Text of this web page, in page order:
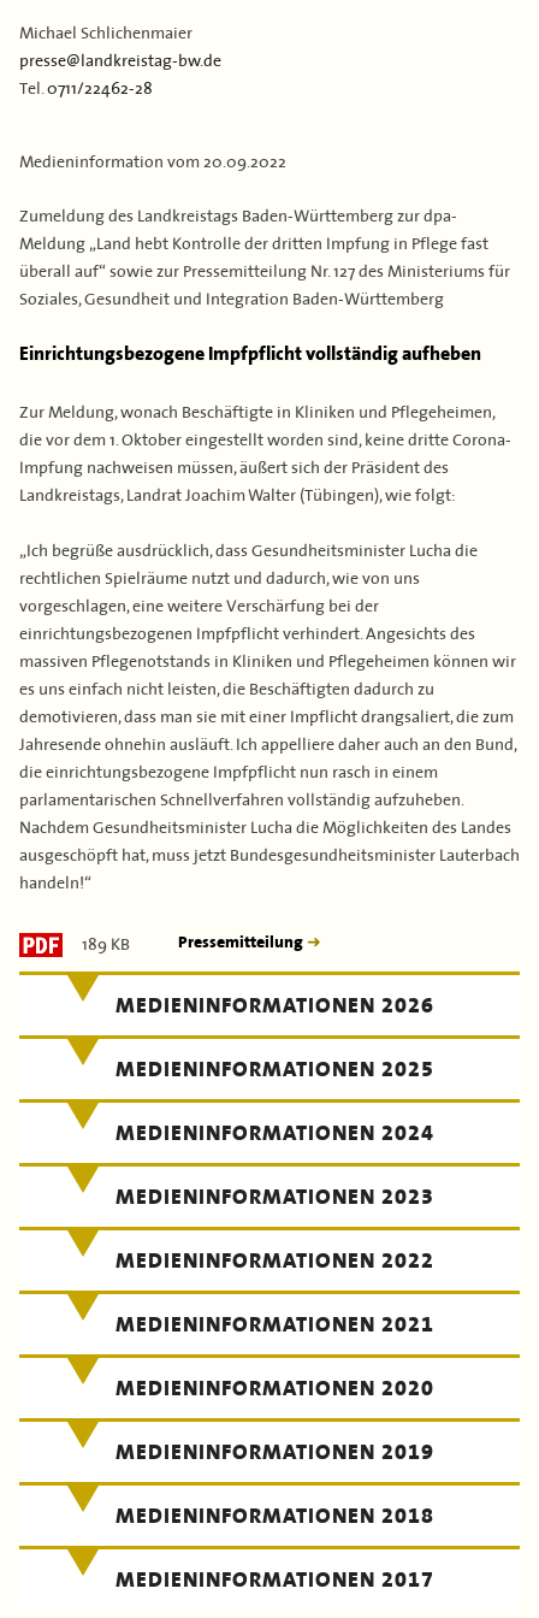
Kontakt
Partner
Flächen & Einwohner
Michael Schlichenmaier
presse@landkreistag-bw.de
Tel. 0711/22462-28
Medieninformation vom 20.09.2022
Zumeldung des Landkreistags Baden-Württemberg zur dpa-
Meldung „Land hebt Kontrolle der dritten Impfung in Pflege fast
überall auf“ sowie zur Pressemitteilung Nr. 127 des Ministeriums für
Soziales, Gesundheit und Integration Baden-Württemberg
Einrichtungsbezogene Impfpflicht vollständig aufheben
Zur Meldung, wonach Beschäftigte in Kliniken und Pflegeheimen,
die vor dem 1. Oktober eingestellt worden sind, keine dritte Corona-
Impfung nachweisen müssen, äußert sich der Präsident des
Landkreistags, Landrat Joachim Walter (Tübingen), wie folgt:
„Ich begrüße ausdrücklich, dass Gesundheitsminister Lucha die
rechtlichen Spielräume nutzt und dadurch, wie von uns
vorgeschlagen, eine weitere Verschärfung bei der
einrichtungsbezogenen Impfpflicht verhindert. Angesichts des
massiven Pflegenotstands in Kliniken und Pflegeheimen können wir
es uns einfach nicht leisten, die Beschäftigten dadurch zu
demotivieren, dass man sie mit einer Impflicht drangsaliert, die zum
Jahresende ohnehin ausläuft. Ich appelliere daher auch an den Bund,
die einrichtungsbezogene Impfpflicht nun rasch in einem
parlamentarischen Schnellverfahren vollständig aufzuheben.
Nachdem Gesundheitsminister Lucha die Möglichkeiten des Landes
ausgeschöpft hat, muss jetzt Bundesgesundheitsminister Lauterbach
handeln!“
189 KB Pressemitteilung
MEDIENINFORMATIONEN 2026
MEDIENINFORMATIONEN 2025
MEDIENINFORMATIONEN 2024
MEDIENINFORMATIONEN 2023
MEDIENINFORMATIONEN 2022
MEDIENINFORMATIONEN 2021
MEDIENINFORMATIONEN 2020
MEDIENINFORMATIONEN 2019
MEDIENINFORMATIONEN 2018
MEDIENINFORMATIONEN 2017